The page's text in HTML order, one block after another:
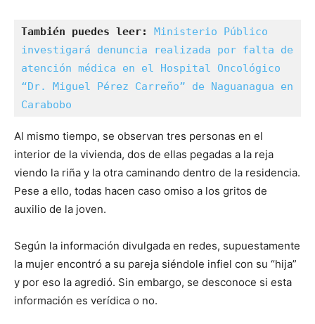
También puedes leer: Ministerio Público
investigará denuncia realizada por falta de
atención médica en el Hospital Oncológico
“Dr. Miguel Pérez Carreño” de Naguanagua en
Carabobo
Al mismo tiempo, se observan tres personas en el
interior de la vivienda, dos de ellas pegadas a la reja
viendo la riña y la otra caminando dentro de la residencia.
Pese a ello, todas hacen caso omiso a los gritos de
auxilio de la joven.
Según la información divulgada en redes, supuestamente
la mujer encontró a su pareja siéndole infiel con su “hija”
y por eso la agredió. Sin embargo, se desconoce si esta
información es verídica o no.